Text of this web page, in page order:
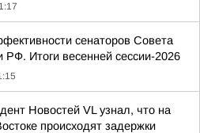
сенаторов Совета
РФ. Итоги весенней сессии-2026
Новостей VL узнал, что на
происходят задержки